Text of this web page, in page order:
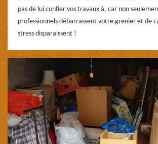
pas de lui confier vos travaux à, car non
professionnels débarrassent votre grenier et de
stress disparaissent !